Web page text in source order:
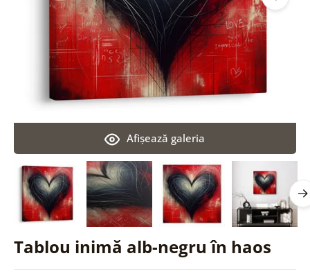
Tablou inimă alb-negru în haos
Afişează galeria